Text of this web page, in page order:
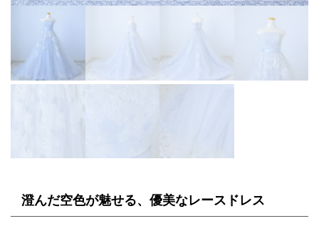
澄んだ空色が魅せる、優美なレースドレス